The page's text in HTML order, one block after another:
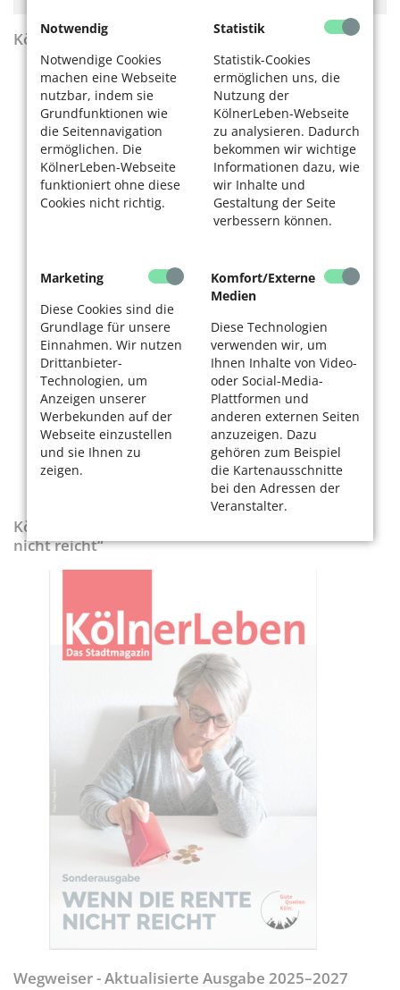
Notwendig
Notwendige Cookies
machen eine Webseite
nutzbar, indem sie
Grundfunktionen wie
die Seitennavigation
ermöglichen. Die
KölnerLeben-Webseite
funktioniert ohne diese
Cookies nicht richtig.
Statistik
Statistik-Cookies
ermöglichen uns, die
Nutzung der
KölnerLeben-Webseite
zu analysieren. Dadurch
bekommen wir wichtige
Informationen dazu, wie
wir Inhalte und
Gestaltung der Seite
verbessern können.
Marketing
Diese Cookies sind die
Grundlage für unsere
Einnahmen. Wir nutzen
Drittanbieter-
Technologien, um
Anzeigen unserer
Werbekunden auf der
Webseite einzustellen
und sie Ihnen zu
zeigen.
Komfort/Externe
Medien
Diese Technologien
verwenden wir, um
Ihnen Inhalte von Video-
oder Social-Media-
Plattformen und
anderen externen Seiten
anzuzeigen. Dazu
gehören zum Beispiel
die Kartenausschnitte
bei den Adressen der
Veranstalter.
KölnerLeben Sommer 2026
KölnerLeben-Sonderausgabe „Wenn die Rente
nicht reicht“
Wegweiser - Aktualisierte Ausgabe 2025–2027